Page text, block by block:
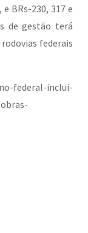
BRs-230, 317 e
de gestão terá
federais
federal-inclui-